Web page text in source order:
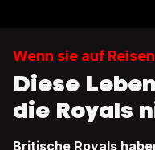
Wenn sie auf
Diese
die Royals
Britische Royals